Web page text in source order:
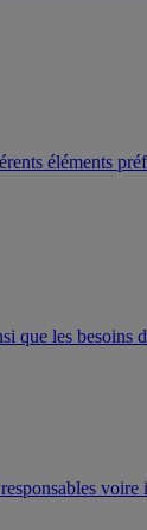
éléments
les besoins